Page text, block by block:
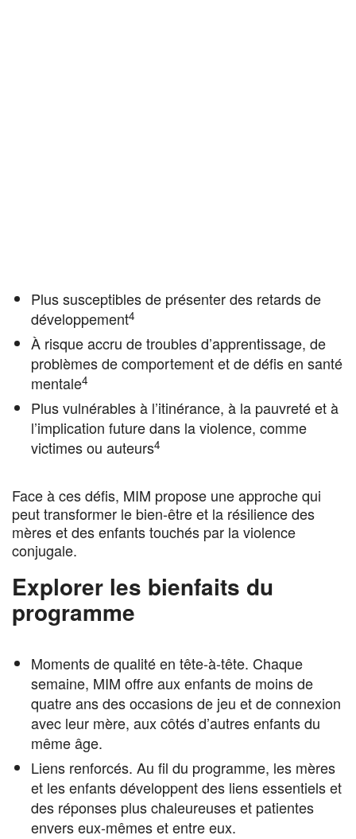
Plus susceptibles de présenter des retards de
développement4
À risque accru de troubles d’apprentissage, de
problèmes de comportement et de défis en santé
mentale4
Plus vulnérables à l’itinérance, à la pauvreté et à
l’implication future dans la violence, comme
victimes ou auteurs4
Face à ces défis, MIM propose une approche qui
peut transformer le bien-être et la résilience des
mères et des enfants touchés par la violence
conjugale.
Explorer les bienfaits du
programme
Moments de qualité en tête-à-tête. Chaque
semaine, MIM offre aux enfants de moins de
quatre ans des occasions de jeu et de connexion
avec leur mère, aux côtés d’autres enfants du
même âge.
Liens renforcés. Au fil du programme, les mères
et les enfants développent des liens essentiels et
des réponses plus chaleureuses et patientes
envers eux-mêmes et entre eux.